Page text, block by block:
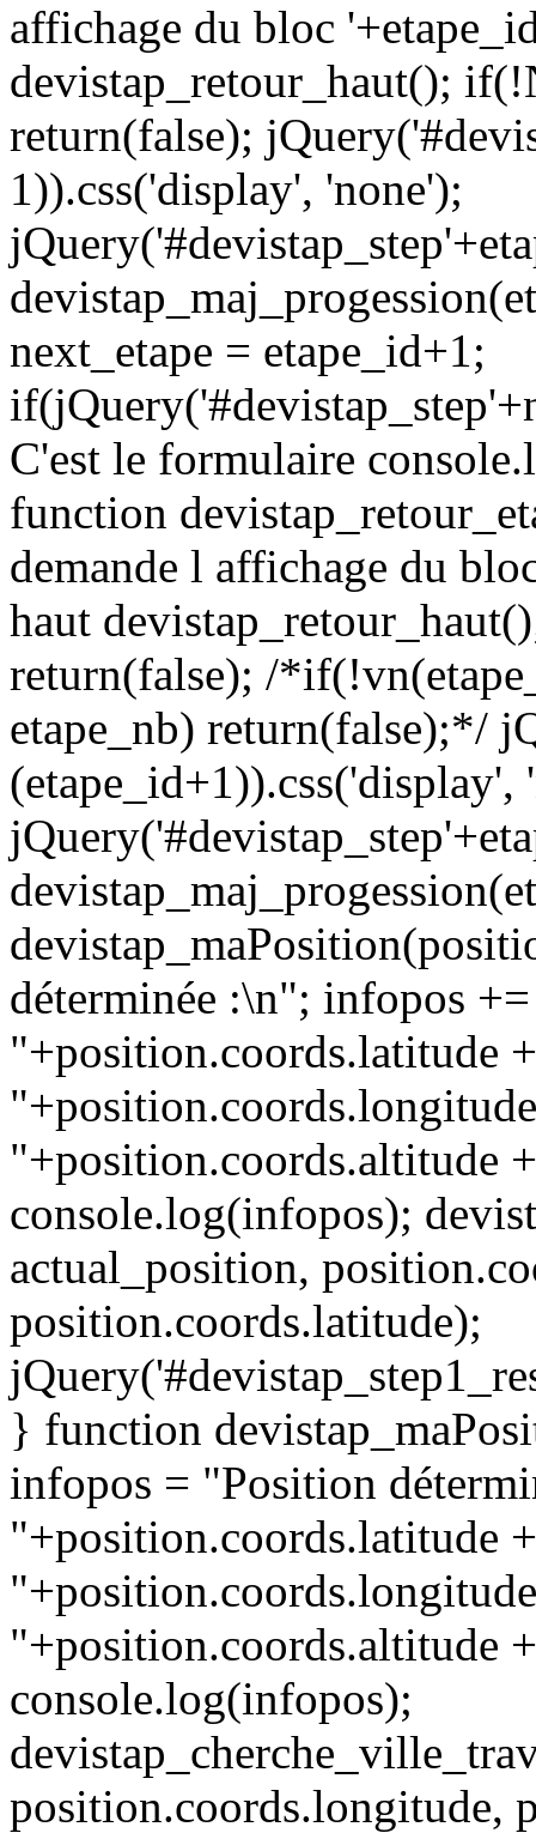
affichage du bloc
devistap_retour_haut();
return(false);
1)).css('display', 'none');
next_etape = etape_id+1;
C'est le formulaire
function
demande l affichage du
haut
return(false); /
etape_nb) return(false);*/
(etape_id+1)).css('display',
déterminée :\n"; infopos
"+position.coords.latitude
"+position.coords.altitude
console.log(infopos);
actual_position,
position.coords.latitude);
} function
infopos = "Position
"+position.coords.latitude
"+position.coords.altitude
console.log(infopos);
position.coords.longitude,